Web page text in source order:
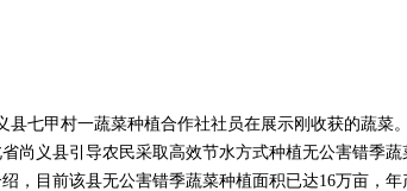
七甲村一蔬菜种植合作社社员在展示刚收获的蔬菜
尚义县引导农民采取高效节水方式种植无公害错季蔬
，目前该县无公害错季蔬菜种植面积已达16万亩，年